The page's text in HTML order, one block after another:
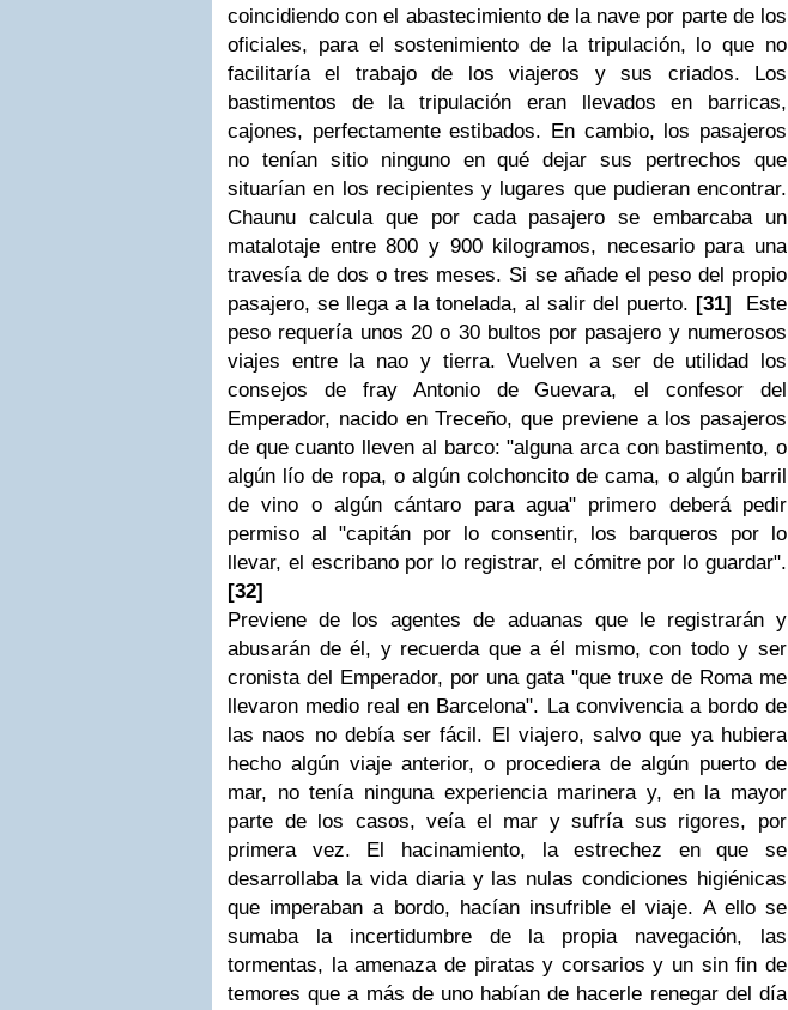
coincidiendo con el abastecimiento de la nave por parte de los
oficiales, para el sostenimiento de la tripulación, lo que no
facilitaría el trabajo de los viajeros y sus criados. Los
bastimentos de la tripulación eran llevados en barricas,
cajones, perfectamente estibados. En cambio, los pasajeros
no tenían sitio ninguno en qué dejar sus pertrechos que
situarían en los recipientes y lugares que pudieran encontrar.
Chaunu calcula que por cada pasajero se embarcaba un
matalotaje entre 800 y 900 kilogramos, necesario para una
travesía de dos o tres meses. Si se añade el peso del propio
pasajero, se llega a la tonelada, al salir del puerto. [31] Este
peso requería unos 20 o 30 bultos por pasajero y numerosos
viajes entre la nao y tierra. Vuelven a ser de utilidad los
consejos de fray Antonio de Guevara, el confesor del
Emperador, nacido en Treceño, que previene a los pasajeros
de que cuanto lleven al barco: "alguna arca con bastimento, o
algún lío de ropa, o algún colchoncito de cama, o algún barril
de vino o algún cántaro para agua" primero deberá pedir
permiso al "capitán por lo consentir, los barqueros por lo
llevar, el escribano por lo registrar, el cómitre por lo guardar".
[32]
Previene de los agentes de aduanas que le registrarán y
abusarán de él, y recuerda que a él mismo, con todo y ser
cronista del Emperador, por una gata "que truxe de Roma me
llevaron medio real en Barcelona". La convivencia a bordo de
las naos no debía ser fácil. El viajero, salvo que ya hubiera
hecho algún viaje anterior, o procediera de algún puerto de
mar, no tenía ninguna experiencia marinera y, en la mayor
parte de los casos, veía el mar y sufría sus rigores, por
primera vez. El hacinamiento, la estrechez en que se
desarrollaba la vida diaria y las nulas condiciones higiénicas
que imperaban a bordo, hacían insufrible el viaje. A ello se
sumaba la incertidumbre de la propia navegación, las
tormentas, la amenaza de piratas y corsarios y un sin fin de
temores que a más de uno habían de hacerle renegar del día